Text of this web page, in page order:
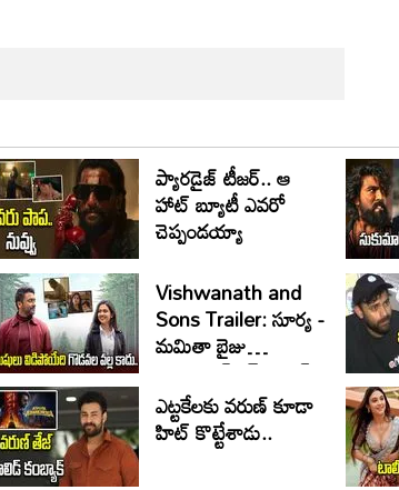
ప్యారడైజ్ టీజర్.. ఆ
హాట్ బ్యూటీ ఎవరో
చెప్పండయ్యా
Vishwanath and
Sons Trailer: సూర్య -
మమితా బైజు
ఎమోషనల్ రైడ్.. హిట్
పక్కా
ఎట్టకేలకు వరుణ్ కూడా
హిట్ కొట్టేశాడు..